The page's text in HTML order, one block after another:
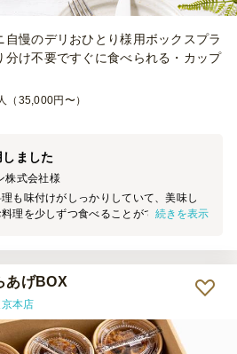
自慢のデリおひとり様用ボックスプラ
分け不要ですぐに食べられる・カップ
（35,000円〜）
ました
株式会社様
も味付けがしっかりしていて、美味し
理を少しずつ食べることができたので
続きを表示
あげBOX
本店